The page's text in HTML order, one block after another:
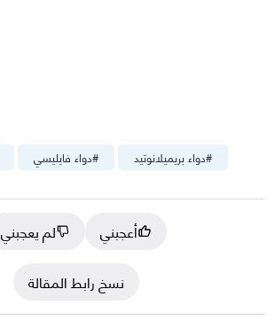
#دواء فايليسي #دواء بريميلانوتيد
أعجبني
لم يعجبني
نسخ رابط المقالة